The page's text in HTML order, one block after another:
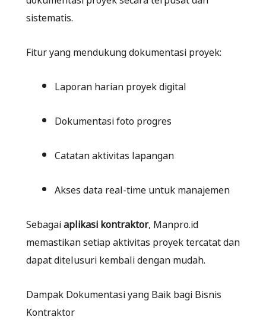
sistematis.
Fitur yang mendukung dokumentasi proyek:
Laporan harian proyek digital
Dokumentasi foto progres
Catatan aktivitas lapangan
Akses data real-time untuk manajemen
Sebagaiaplikasi kontraktor, Manpro.id
memastikan setiap aktivitas proyek tercatat dan
dapat ditelusuri kembali dengan mudah.
Dampak Dokumentasi yang Baik bagi Bisnis
Kontraktor